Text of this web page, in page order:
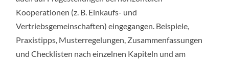
Kooperationen (z. B. Einkaufs- und
Vertriebsgemeinschaften) eingegangen. Beispiele,
Praxistipps, Musterregelungen, Zusammenfassungen
und Checklisten nach einzelnen Kapiteln und am